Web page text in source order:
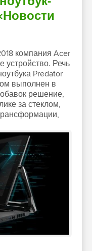
компания Acer
устройство. Речь
Predator
выполнен в
решение,
за стеклом,